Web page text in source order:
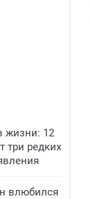
жизни: 12
три редких
влюбился